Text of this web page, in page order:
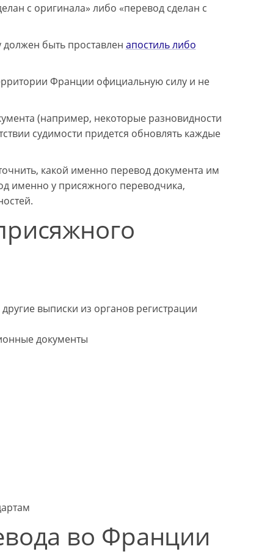
с оригинала» либо «перевод сделан с
быть проставлен апостиль либо
Франции официальную силу и не
(например, некоторые разновидности
судимости придется обновлять каждые
какой именно перевод документа им
именно у присяжного переводчика,
выписки из органов регистрации
документы
во Франции